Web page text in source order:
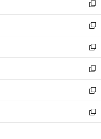
く
で
開
く
ド
ウ
で
開
く
ィ
ン
ド
ウ
で
開
く
い
ウ
ィ
ン
ド
ウ
で
開
く
新
し
い
ウ
ィ
ン
ド
ウ
で
開
く
新
し
い
ウ
ィ
ン
ド
ウ
で
開
新
し
い
ウ
ィ
ン
ド
ウ
新
し
い
ウ
ィ
ン
新
し
い
ウ
新
し